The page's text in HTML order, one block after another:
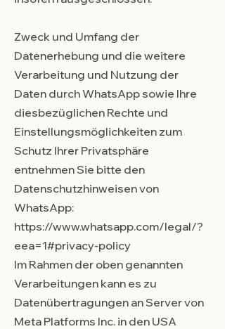
Zweck und Umfang der
Datenerhebung und die weitere
Verarbeitung und Nutzung der
Daten durch WhatsApp sowie Ihre
diesbezüglichen Rechte und
Einstellungsmöglichkeiten zum
Schutz Ihrer Privatsphäre
entnehmen Sie bitte den
Datenschutzhinweisen von
WhatsApp:
https://www.whatsapp.com/legal/?
eea=1#privacy-policy
Im Rahmen der oben genannten
Verarbeitungen kann es zu
Datenübertragungen an Server von
Meta Platforms Inc. in den USA